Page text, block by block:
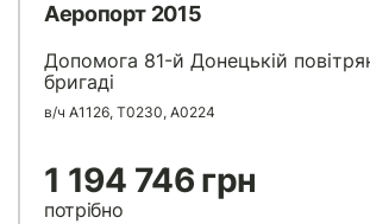
Аеропорт 2015
Допомога 81-й Донецькій
бригаді
в/ч А1126, Т0230, A0224
1 194 746 грн
потрібно